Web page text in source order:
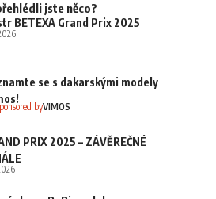
jste něco?
BETEXA Grand Prix 2025
se s dakarskými modely
byVIMOS
PRIX 2025 – ZÁVĚREČNÉ